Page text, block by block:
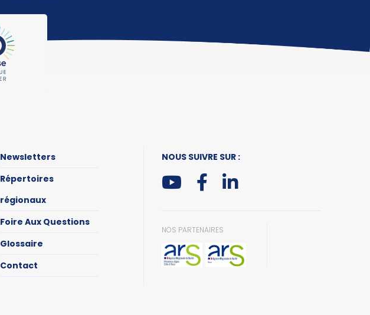
Newsletters
Répertoires
régionaux
Foire Aux Questions
Glossaire
Contact
NOUS SUIVRE SUR :
NOS PARTENAIRES